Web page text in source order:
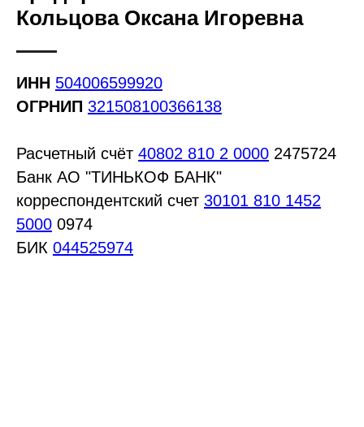
Кольцова Оксана Игоревна
ИНН 504006599920
ОГРНИП 321508100366138
Расчетный счёт 40802 810 2 0000 2475724
Банк АО "ТИНЬКОФ БАНК"
корреспондентский счет 30101 810 1452
5000 0974
БИК 044525974